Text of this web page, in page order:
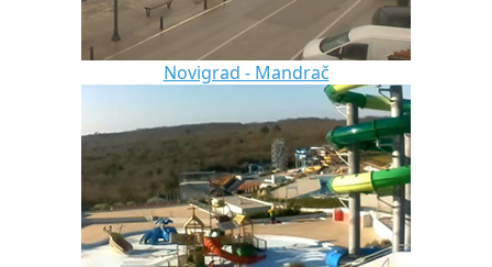
Novigrad - Mandrač